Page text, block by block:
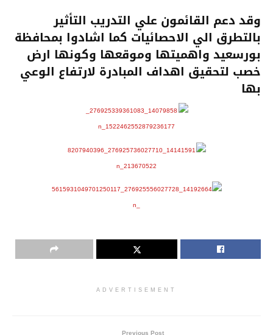
وقد دعم القائمون علي التدريب التأثير
بالتطرق الي الاحصائيات كما اشادوا بمحافظة
بورسعيد واهميتها وموقعها وكونها ارض
خصب لتحقيق اهداف المبادرة لارتفاع الوعي
بها
ADVERTISEMENT